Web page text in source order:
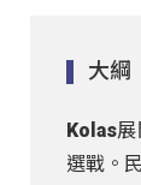
大綱
Kolas
選戰。